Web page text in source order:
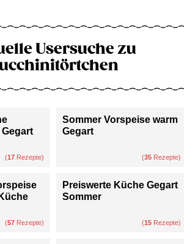
Usersuche zu
(17 Rezepte)
Sommer Vorspeise warm
Gegart
(35 Rezepte)
(57 Rezepte)
Preiswerte Küche Gegart
Sommer
(15 Rezepte)